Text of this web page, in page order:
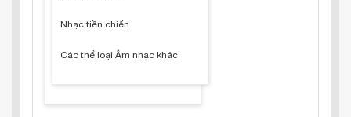
Nhạc tiền chiến
Các thể loại Âm nhạc khác